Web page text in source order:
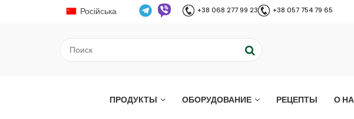
Російська +38 068 277 99 23 +38 057 754 79 65
ПРОДУКТЫ ОБОРУДОВАНИЕ РЕЦЕПТЫ О